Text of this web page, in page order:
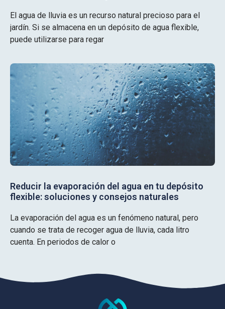
El agua de lluvia es un recurso natural precioso para el
jardín. Si se almacena en un depósito de agua flexible,
puede utilizarse para regar
Reducir la evaporación del agua en tu depósito
flexible: soluciones y consejos naturales
La evaporación del agua es un fenómeno natural, pero
cuando se trata de recoger agua de lluvia, cada litro
cuenta. En periodos de calor o